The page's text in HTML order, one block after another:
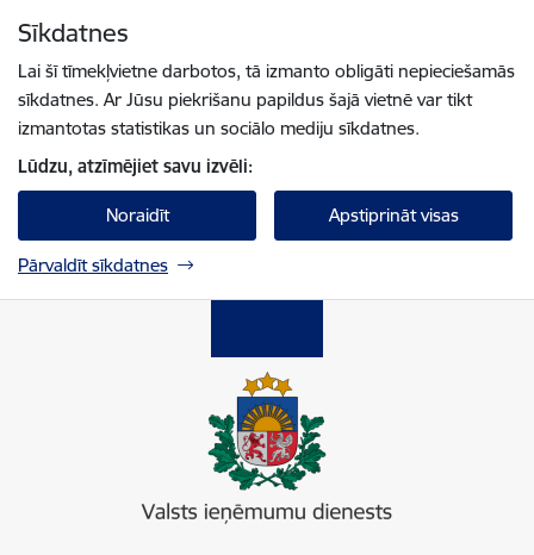
Sīkdatnes
Lai šī tīmekļvietne darbotos, tā izmanto obligāti nepieciešamās
sīkdatnes. Ar Jūsu piekrišanu papildus šajā vietnē var tikt
izmantotas statistikas un sociālo mediju sīkdatnes.
Lūdzu, atzīmējiet savu izvēli:
Noraidīt Apstiprināt visas
Pārvaldīt sīkdatnes